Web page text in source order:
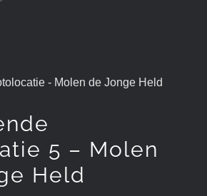
5 – Molen
Held